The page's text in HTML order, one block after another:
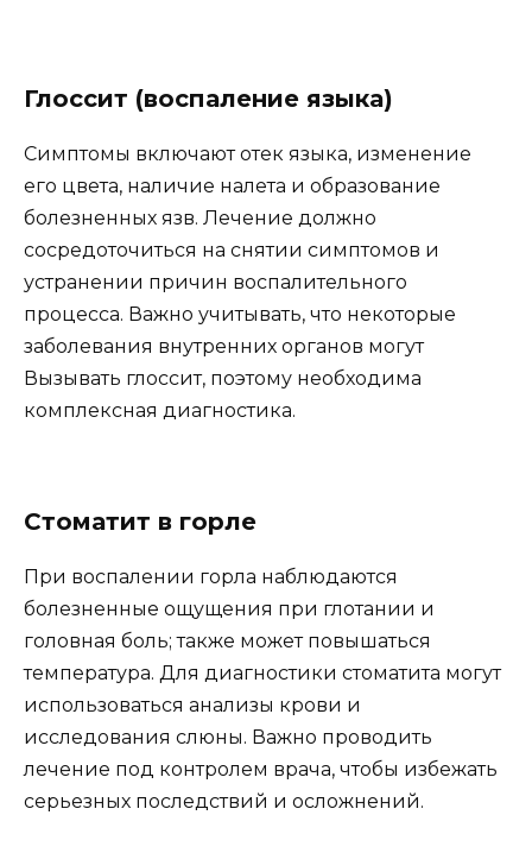
Глоссит (воспаление языка)
Симптомы включают отек языка, изменение
его цвета, наличие налета и образование
болезненных язв. Лечение должно
сосредоточиться на снятии симптомов и
устранении причин воспалительного
процесса. Важно учитывать, что некоторые
заболевания внутренних органов могут
Вызывать глоссит, поэтому необходима
комплексная диагностика.
Стоматит в горле
При воспалении горла наблюдаются
болезненные ощущения при глотании и
головная боль; также может повышаться
температура. Для диагностики стоматита могут
использоваться анализы крови и
исследования слюны. Важно проводить
лечение под контролем врача, чтобы избежать
серьезных последствий и осложнений.